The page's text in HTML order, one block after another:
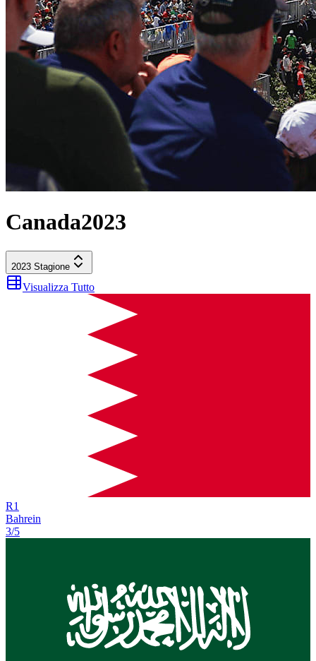
Canada2023
2023 Stagione
Visualizza Tutto
R1
Bahrein
3/5